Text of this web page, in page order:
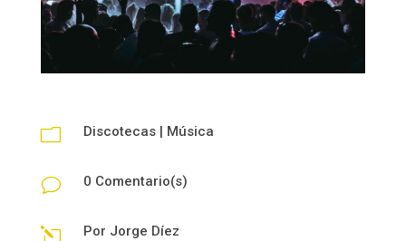
m Discotecas| Música
v 0 Comentario(s)
l Por Jorge Díez